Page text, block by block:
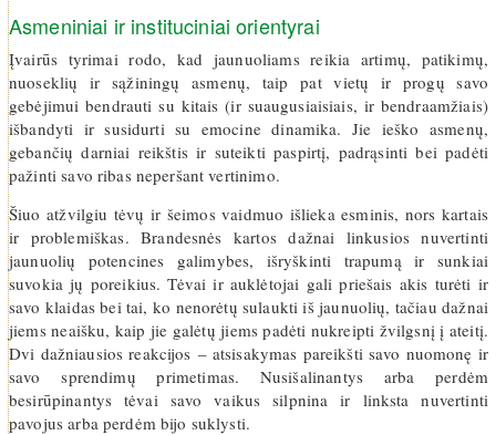
Asmeniniai ir instituciniai orientyrai
Įvairūs tyrimai rodo, kad jaunuoliams reikia artimų, patikimų,
nuoseklių ir sąžiningų asmenų, taip pat vietų ir progų savo
gebėjimui bendrauti su kitais (ir suaugusiaisiais, ir bendraamžiais)
išbandyti ir susidurti su emocine dinamika. Jie ieško asmenų,
gebančių darniai reikštis ir suteikti paspirtį, padrąsinti bei padėti
pažinti savo ribas neperšant vertinimo.
Šiuo atžvilgiu tėvų ir šeimos vaidmuo išlieka esminis, nors kartais
ir problemiškas. Brandesnės kartos dažnai linkusios nuvertinti
jaunuolių potencines galimybes, išryškinti trapumą ir sunkiai
suvokia jų poreikius. Tėvai ir auklėtojai gali priešais akis turėti ir
savo klaidas bei tai, ko nenorėtų sulaukti iš jaunuolių, tačiau dažnai
jiems neaišku, kaip jie galėtų jiems padėti nukreipti žvilgsnį į ateitį.
Dvi dažniausios reakcijos – atsisakymas pareikšti savo nuomonę ir
savo sprendimų primetimas. Nusišalinantys arba perdėm
besirūpinantys tėvai savo vaikus silpnina ir linksta nuvertinti
pavojus arba perdėm bijo suklysti.